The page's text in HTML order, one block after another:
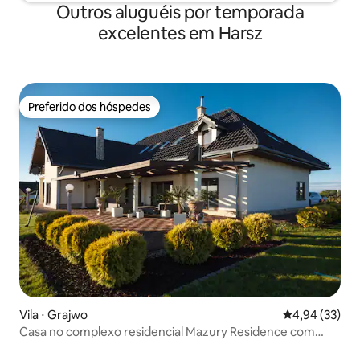
Outros aluguéis por temporada
excelentes em Harsz
Preferido dos hóspedes
Preferido dos hóspedes
Vila ⋅ Grajwo 4,94 de uma
4,94 (33)
Casa no complexo residencial Mazury Residence com